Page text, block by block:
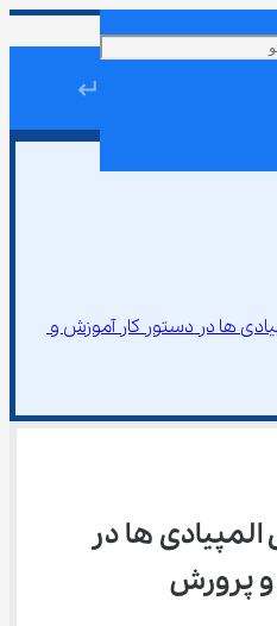
↵
حذف امتحان نهایی المپیادی‌ ها در دستور کار آموزش و
حذف امتحان نهایی المپیادی‌ ها در
و پرورش